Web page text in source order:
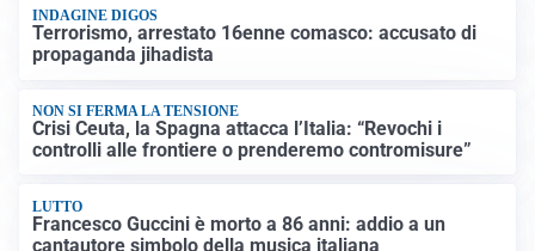
INDAGINE DIGOS
Terrorismo, arrestato 16enne comasco: accusato di
propaganda jihadista
NON SI FERMA LA TENSIONE
Crisi Ceuta, la Spagna attacca l’Italia: “Revochi i
controlli alle frontiere o prenderemo contromisure”
LUTTO
Francesco Guccini è morto a 86 anni: addio a un
cantautore simbolo della musica italiana